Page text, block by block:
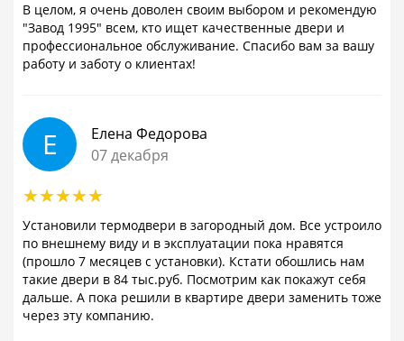
В целом, я очень доволен своим выбором и рекомендую
"Завод 1995" всем, кто ищет качественные двери и
профессиональное обслуживание. Спасибо вам за вашу
работу и заботу о клиентах!
Е
Елена Федорова
07 декабря
Установили термодвери в загородный дом. Все устроило
по внешнему виду и в эксплуатации пока нравятся
(прошло 7 месяцев с установки). Кстати обошлись нам
такие двери в 84 тыс.руб. Посмотрим как покажут себя
дальше. А пока решили в квартире двери заменить тоже
через эту компанию.